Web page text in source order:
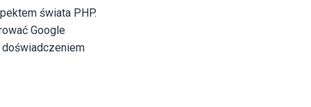
świata PHP.
Google
doświadczeniem